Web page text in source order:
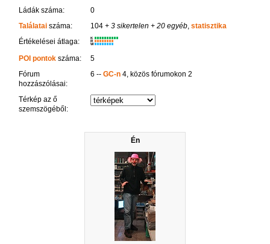
Én
Ládák száma:
0
Találataiszáma: 104+ 3 sikertelen + 20 egyéb, statisztika
Értékelései átlaga:
K
R
W
POI pontokszáma:
5
Fórum
hozzászólásai:
6 -- GC-n4, közös fórumokon 2
Térkép az ő
szemszögéből: